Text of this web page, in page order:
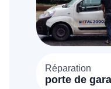
Réparation
porte de